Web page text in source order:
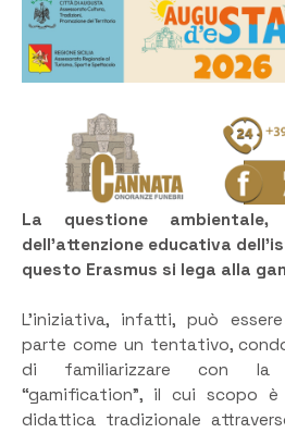
La questione
dell’attenzione educativa
questo Erasmus si lega alla
L’iniziativa, infatti, può
parte come un tentativo,
di familiarizzare con la
“gamification”, il cui scopo
didattica tradizionale